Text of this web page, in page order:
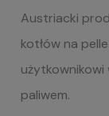
Austriacki
kotłów na
paliwem.